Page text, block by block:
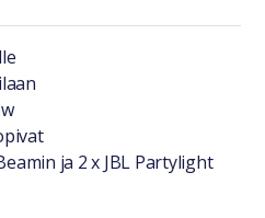
ja 2 x JBL Partylight